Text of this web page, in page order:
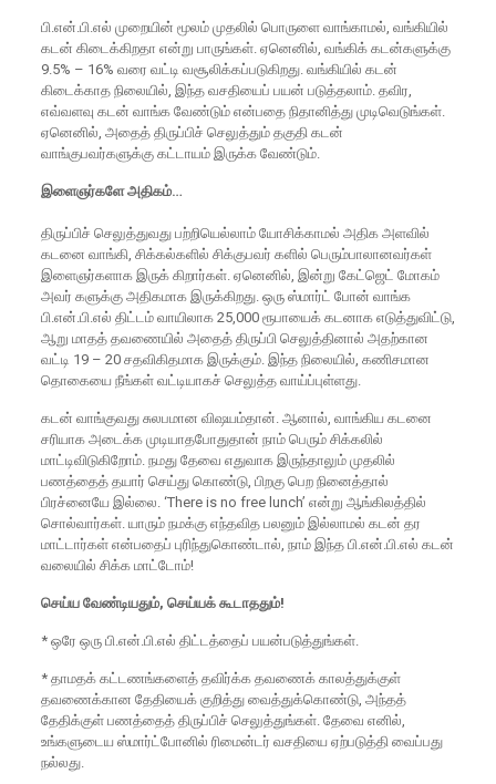
பி.என்.பி.எல் முறையின் மூலம் முதலில் பொருளை வாங்காமல், வங்கியில்
கடன் கிடைக்கிறதா என்று பாருங்கள். ஏனெனில், வங்கிக் கடன்களுக்கு
9.5% – 16% வரை வட்டி வசூலிக்கப்படுகிறது. வங்கியில் கடன்
கிடைக்காத நிலையில், இந்த வசதியைப் பயன் படுத்தலாம். தவிர,
எவ்வளவு கடன் வாங்க வேண்டும் என்பதை நிதானித்து முடிவெடுங்கள்.
ஏனெனில், அதைத் திருப்பிச் செலுத்தும் தகுதி கடன்
வாங்குபவர்களுக்கு கட்டாயம் இருக்க வேண்டும்.
இளைஞர்களே அதிகம்…
திருப்பிச் செலுத்துவது பற்றியெல்லாம் யோசிக்காமல் அதிக அளவில்
கடனை வாங்கி, சிக்கல்களில் சிக்குபவர் களில் பெரும்பாலானவர்கள்
இளைஞர்களாக இருக் கிறார்கள். ஏனெனில், இன்று கேட்ஜெட் மோகம்
அவர் களுக்கு அதிகமாக இருக்கிறது. ஒரு ஸ்மார்ட் போன் வாங்க
பி.என்.பி.எல் திட்டம் வாயிலாக 25,000 ரூபாயைக் கடனாக எடுத்துவிட்டு,
ஆறு மாதத் தவணையில் அதைத் திருப்பி செலுத்தினால் அதற்கான
வட்டி 19 – 20 சதவிகிதமாக இருக்கும். இந்த நிலையில், கணிசமான
தொகையை நீங்கள் வட்டியாகச் செலுத்த வாய்ப்புள்ளது.
கடன் வாங்குவது சுலபமான விஷயம்தான். ஆனால், வாங்கிய கடனை
சரியாக அடைக்க முடியாதபோதுதான் நாம் பெரும் சிக்கலில்
மாட்டிவிடுகிறோம். நமது தேவை எதுவாக இருந்தாலும் முதலில்
பணத்தைத் தயார் செய்து கொண்டு, பிறகு பெற நினைத்தால்
பிரச்னையே இல்லை. ‘There is no free lunch’ என்று ஆங்கிலத்தில்
சொல்வார்கள். யாரும் நமக்கு எந்தவித பலனும் இல்லாமல் கடன் தர
மாட்டார்கள் என்பதைப் புரிந்துகொண்டால், நாம் இந்த பி.என்.பி.எல் கடன்
வலையில் சிக்க மாட்டோம்!
செய்ய வேண்டியதும், செய்யக் கூடாததும்!
* ஒரே ஒரு பி.என்.பி.எல் திட்டத்தைப் பயன்படுத்துங்கள்.
* தாமதக் கட்டணங்களைத் தவிர்க்க தவணைக் காலத்துக்குள்
தவணைக்கான தேதியைக் குறித்து வைத்துக்கொண்டு, அந்தத்
தேதிக்குள் பணத்தைத் திருப்பிச் செலுத்துங்கள். தேவை எனில்,
உங்களுடைய ஸ்மார்ட்போனில் ரிமைன்டர் வசதியை ஏற்படுத்தி வைப்பது
நல்லது.